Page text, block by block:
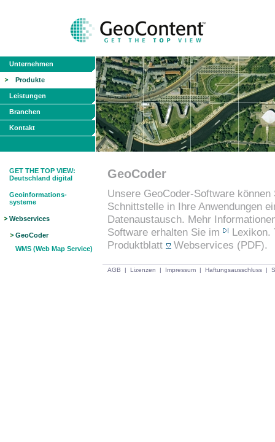
Unternehmen
Produkte
Leistungen
Branchen
Kontakt
GET THE TOP VIEW:
Deutschland digital
Geoinformations-
systeme
Webservices
GeoCoder
WMS (Web Map Service)
GeoCoder
Unsere GeoCoder-Software
Schnittstelle in Ihre Anwendungen
Datenaustausch. Mehr
Software erhalten Sie im
Lexikon.
Produktblatt
Webservices (PDF).
AGB | Lizenzen | Impressum | Haftungsausschluss |